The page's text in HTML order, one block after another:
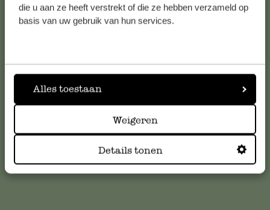
die u aan ze heeft verstrekt of die ze hebben verzameld op
basis van uw gebruik van hun services.
Alles toestaan
Weigeren
Details tonen
klantenservice. Of bekijk hier het antwoord op de
meestgestelde vragen.
klantenservice@dille-kamille.com
Online Klantenservice